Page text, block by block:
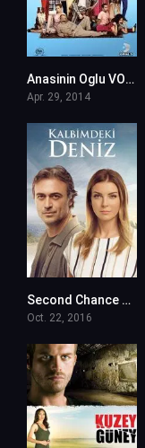
Anasinin Oglu VOSTFR
Apr. 29, 2014
Second Chance – Kalbimdeki Deniz en VF (Voix Francaise)
Oct. 22, 2016